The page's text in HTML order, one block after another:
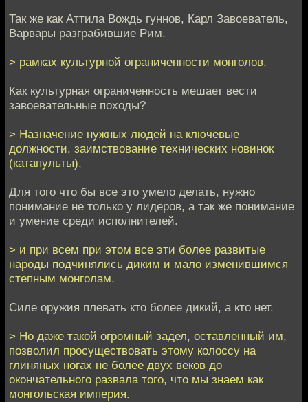
Так же как Аттила Вождь гуннов, Карл Завоеватель,
Варвары разграбившие Рим.
> рамках культурной ограниченности монголов.
Как культурная ограниченность мешает вести
завоевательные походы?
> Назначение нужных людей на ключевые
должности, заимствование технических новинок
(катапульты),
Для того что бы все это умело делать, нужно
понимание не только у лидеров, а так же понимание
и умение среди исполнителей.
> и при всем при этом все эти более развитые
народы подчинялись диким и мало изменившимся
степным монголам.
Силе оружия плевать кто более дикий, а кто нет.
> Но даже такой огромный задел, оставленный им,
позволил просуществовать этому колоссу на
глиняных ногах не более двух веков до
окончательного развала того, что мы знаем как
монгольская империя.